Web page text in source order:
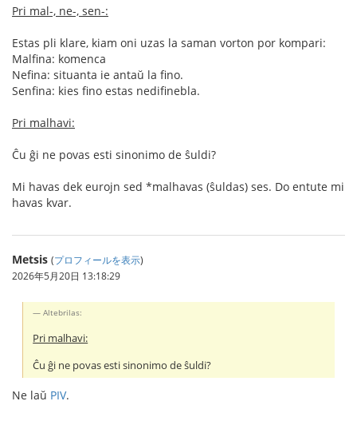
Pri mal-, ne-, sen-:
Estas pli klare, kiam oni uzas la saman vorton por kompari:
Malfina: komenca
Nefina: situanta ie antaŭ la fino.
Senfina: kies fino estas nedifinebla.
Pri malhavi:
Ĉu ĝi ne povas esti sinonimo de ŝuldi?
Mi havas dek eurojn sed *malhavas (ŝuldas) ses. Do entute mi
havas kvar.
Metsis (プロフィールを表示)
2026年5月20日 13:18:29
Altebrilas:
Pri malhavi:
Ĉu ĝi ne povas esti sinonimo de ŝuldi?
Ne laŭ PIV.